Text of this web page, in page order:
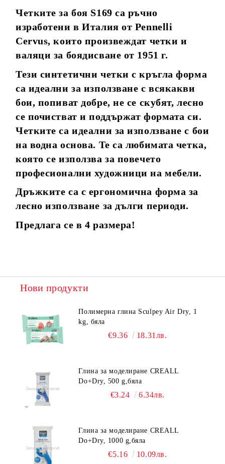
Четките за боя S169 са ръчно
изработени в Италия от Pennelli
Cervus, които произвеждат четки и
валяци за боядисване от 1951 г.
Тези синтетични четки с кръгла форма
са идеални за използване с всякакви
бои, попиват добре, не се скубят, лесно
се почистват и поддържат формата си.
Четките са идеални за използване с бои
на водна основа. Те са любимата четка,
която се използва за повечето
професионални художници на мебели.
Дръжките са с ергономична форма за
лесно използване за дълги периоди.
Предлага се в 4 размера!
Нови продукти
Полимерна глина Sculpey Air Dry, 1
kg, бяла
€9.36 18.31лв.
Глина за моделиране CREALL
Do+Dry, 500 g,бяла
€3.24 6.34лв.
Глина за моделиране CREALL
Do+Dry, 1000 g,бяла
€5.16 10.09лв.